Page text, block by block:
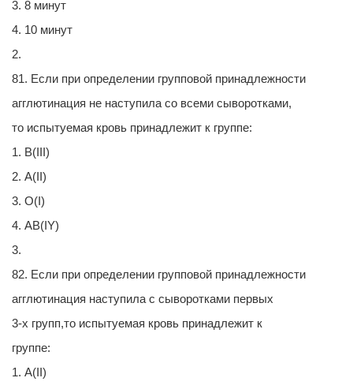
3. 8 минут
4. 10 минут
2.
81. Если при определении групповой принадлежности
агглютинация не наступила со всеми сыворотками,
то испытуемая кровь принадлежит к группе:
1. В(III)
2. А(II)
3. О(I)
4. АВ(IY)
3.
82. Если при определении групповой принадлежности
агглютинация наступила с сыворотками первых
3-х групп,то испытуемая кровь принадлежит к
группе:
1. А(II)